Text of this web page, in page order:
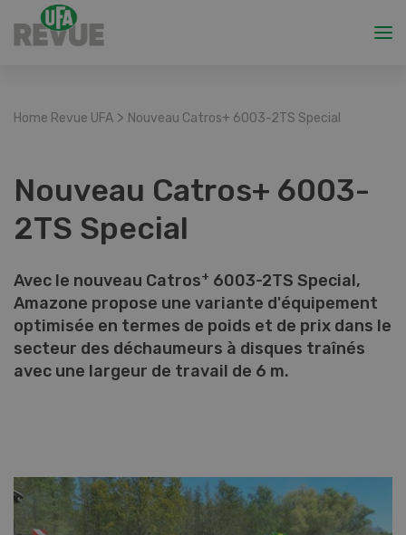
Home Revue UFA > Nouveau Catros+ 6003-2TS Special
Nouveau Catros+ 6003-
2TS Special
Avec le nouveau Catros+ 6003-2TS Special,
Amazone propose une variante d'équipement
optimisée en termes de poids et de prix dans le
secteur des déchaumeurs à disques traînés
avec une largeur de travail de 6 m.